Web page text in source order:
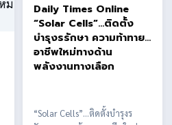
Daily Times Online
“Solar Cells”…ติดตั้ง
บำรุงรรักษา ความท้าทาย
อาชีพใหม่ทางด้าน
พลังงานทางเลือก
“Solar Cells”…ติดตั้งบำรุงร